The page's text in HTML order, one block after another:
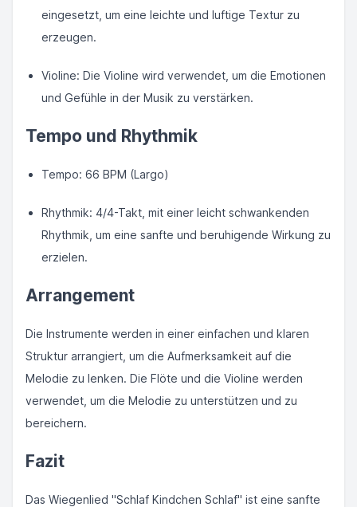
eingesetzt, um eine leichte und luftige Textur zu
erzeugen.
Violine: Die Violine wird verwendet, um die Emotionen
und Gefühle in der Musik zu verstärken.
Tempo und Rhythmik
Tempo: 66 BPM (Largo)
Rhythmik: 4/4-Takt, mit einer leicht schwankenden
Rhythmik, um eine sanfte und beruhigende Wirkung zu
erzielen.
Arrangement
Die Instrumente werden in einer einfachen und klaren
Struktur arrangiert, um die Aufmerksamkeit auf die
Melodie zu lenken. Die Flöte und die Violine werden
verwendet, um die Melodie zu unterstützen und zu
bereichern.
Fazit
Das Wiegenlied "Schlaf Kindchen Schlaf" ist eine sanfte